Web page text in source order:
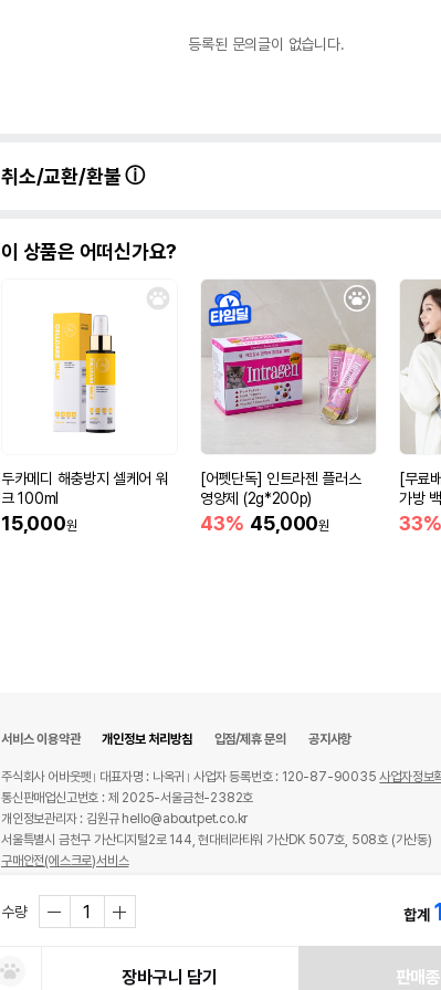
등록된 문의글이 없습니다.
취소/교환/환불
이 상품은 어떠신가요?
두카메디 해충방지 셀케어 워
크 100ml
15,000원
[어펫단독] 인트라젠 플러스
영양제 (2g*200p)
43% 45,000원
[무료
가방
33%
수량 합계
장바구니 담기 판매
서비스 이용약관 개인정보 처리방침 입점/제휴 문의 공지사항
주식회사 어바웃펫 대표자명 : 나옥귀 사업자 등록번호 : 120-87-90035사업자정보
통신판매업신고번호 : 제 2025-서울금천-2382호
개인정보관리자 : 김원규 hello@aboutpet.co.kr
서울특별시 금천구 가산디지털2로 144, 현대테라타워 가산DK 507호, 508호 (가산동)
구매안전(에스크로)서비스